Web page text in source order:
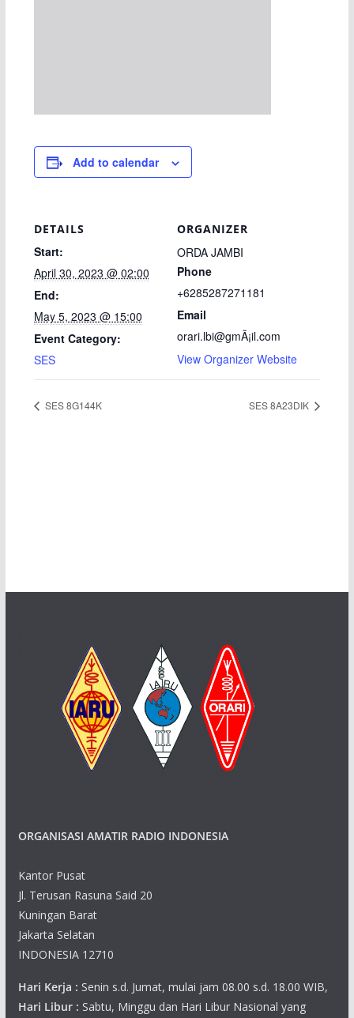
Add to calendar
DETAILS
Start:
April 30, 2023 @ 02:00
End:
May 5, 2023 @ 15:00
Event Category:
SES
ORGANIZER
ORDA JAMBI
Phone
+6285287271181
Email
orari.lbi@gmÃ¡il.com
View Organizer Website
SES 8G144K SES 8A23DIK
ORGANISASI AMATIR RADIO INDONESIA
Kantor Pusat
Jl. Terusan Rasuna Said 20
Kuningan Barat
Jakarta Selatan
INDONESIA 12710
Hari Kerja : Senin s.d. Jumat, mulai jam 08.00 s.d. 18.00 WIB,
Hari Libur : Sabtu, Minggu dan Hari Libur Nasional yang